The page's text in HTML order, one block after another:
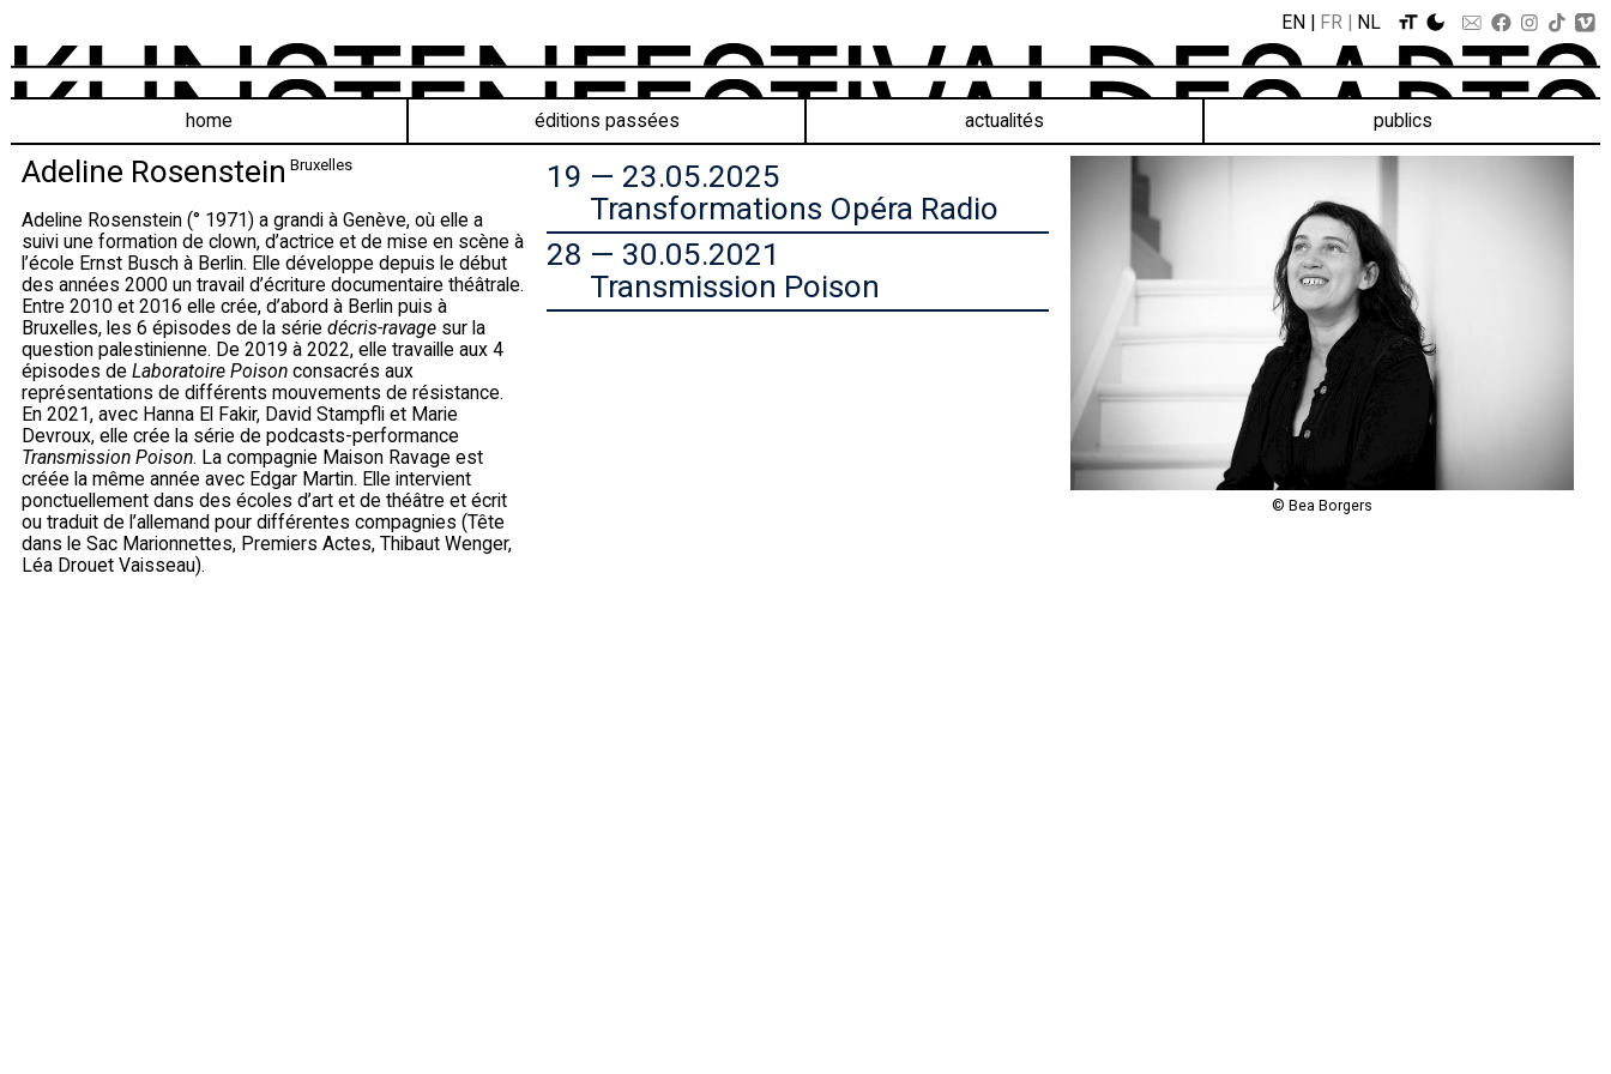
EN FR NL
home éditions passées actualités publics
Adeline Rosenstein Bruxelles
Adeline Rosenstein (° 1971) a grandi à Genève, où elle a
suivi une formation de clown, d’actrice et de mise en scène à
l’école Ernst Busch à Berlin. Elle développe depuis le début
des années 2000 un travail d’écriture documentaire théâtrale.
Entre 2010 et 2016 elle crée, d’abord à Berlin puis à
Bruxelles, les 6 épisodes de la série décris-ravage sur la
question palestinienne. De 2019 à 2022, elle travaille aux 4
épisodes de Laboratoire Poison consacrés aux
représentations de différents mouvements de résistance.
En 2021, avec Hanna El Fakir, David Stampfli et Marie
Devroux, elle crée la série de podcasts-performance
Transmission Poison. La compagnie Maison Ravage est
créée la même année avec Edgar Martin. Elle intervient
ponctuellement dans des écoles d’art et de théâtre et écrit
ou traduit de l’allemand pour différentes compagnies (Tête
dans le Sac Marionnettes, Premiers Actes, Thibaut Wenger,
Léa Drouet Vaisseau).
19 — 23.05.2025
Transformations Opéra Radio
28 — 30.05.2021
Transmission Poison
© Bea Borgers